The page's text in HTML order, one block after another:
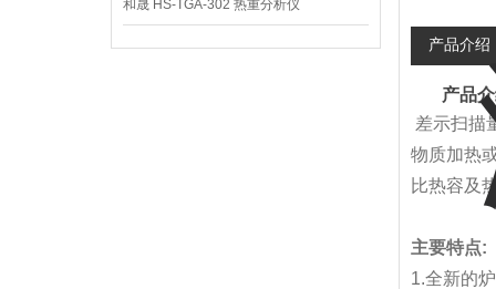
和晟 HS-TGA-302 热重分析仪
产品介绍
产品
差示扫描
物质加热
比热容及
主要特点:
1.全新的